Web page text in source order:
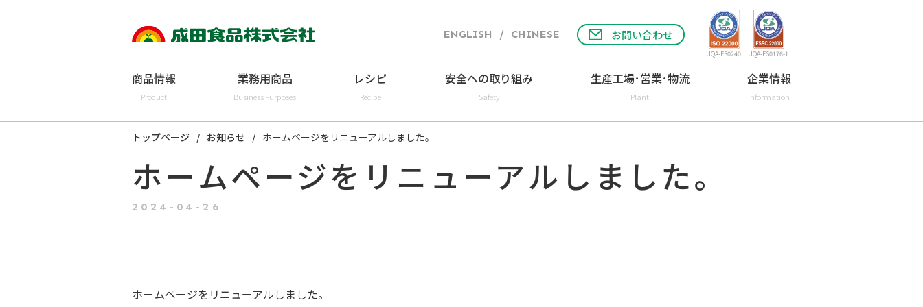
ENGLISH / CHINESE お問い合わせ
JQA-FS0240 JQA-FS0176-1
商品情報
Product
業務用商品
Business Purposes
レシピ
Recipe
安全への取り組み
Safety
生産工場･営業･物流
Plant
企業情報
Information
トップページ お知らせ ホームページをリニューアルしました。
ホームページをリニューアルしました。
2024-04-26
ホームページをリニューアルしました。